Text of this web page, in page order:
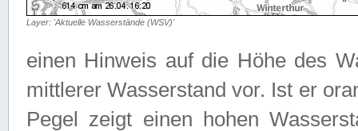
Layer: 'Aktuelle Wasserstände (WSV)'
einen Hinweis auf die Höhe des
mittlerer Wasserstand vor. Ist er
Pegel zeigt einen hohen